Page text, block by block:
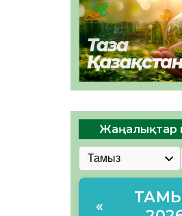
05.08.2026
Жаңалықтар
«